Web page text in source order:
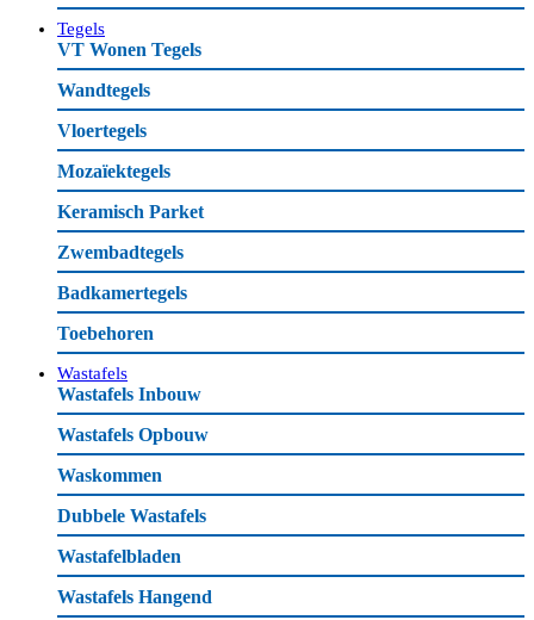
Tegels
VT Wonen Tegels
Wandtegels
Vloertegels
Mozaïektegels
Keramisch Parket
Zwembadtegels
Badkamertegels
Toebehoren
Wastafels
Wastafels Inbouw
Wastafels Opbouw
Waskommen
Dubbele Wastafels
Wastafelbladen
Wastafels Hangend